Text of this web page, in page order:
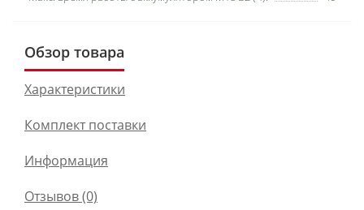
Обзор товара
Характеристики
Комплект поставки
Информация
Отзывов (0)